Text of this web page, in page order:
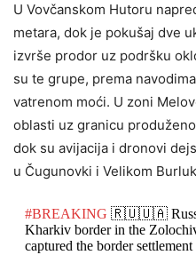
U Vovčanskom Hutoru
metara, dok je pokušaj dve
izvrše prodor uz podršku
su te grupe, prema
vatrenom moći. U zoni
oblasti uz granicu
dok su avijacija i dronovi
u Čugunovki i Velikom
#BREAKING 🇷🇺🇺🇦
Kharkiv border in the
captured the border